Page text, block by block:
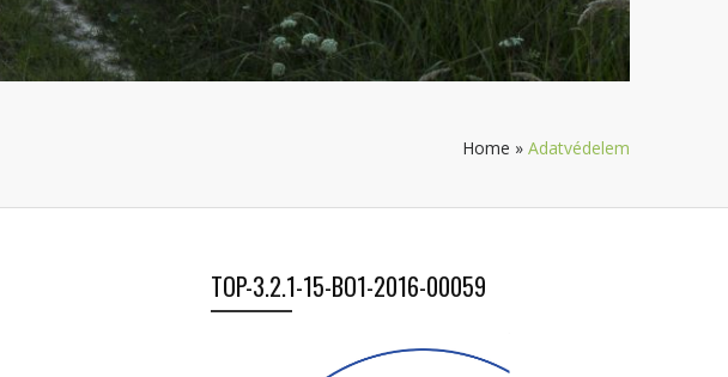
Home » Adatvédelem
TOP-3.2.1-15-BO1-2016-00059